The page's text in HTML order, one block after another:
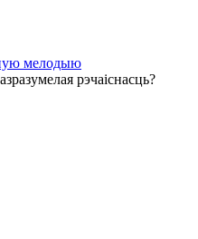
мелодыю
рэчаіснасць?